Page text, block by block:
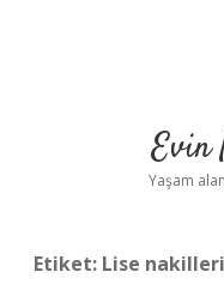
Evin
Yaşam
Etiket: Lise